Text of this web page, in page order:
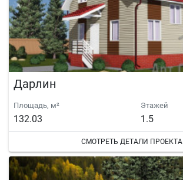
Дарлин
Площадь, м²
132.03
Этажей
1.5
СМОТРЕТЬ ДЕТАЛИ ПРОЕКТА